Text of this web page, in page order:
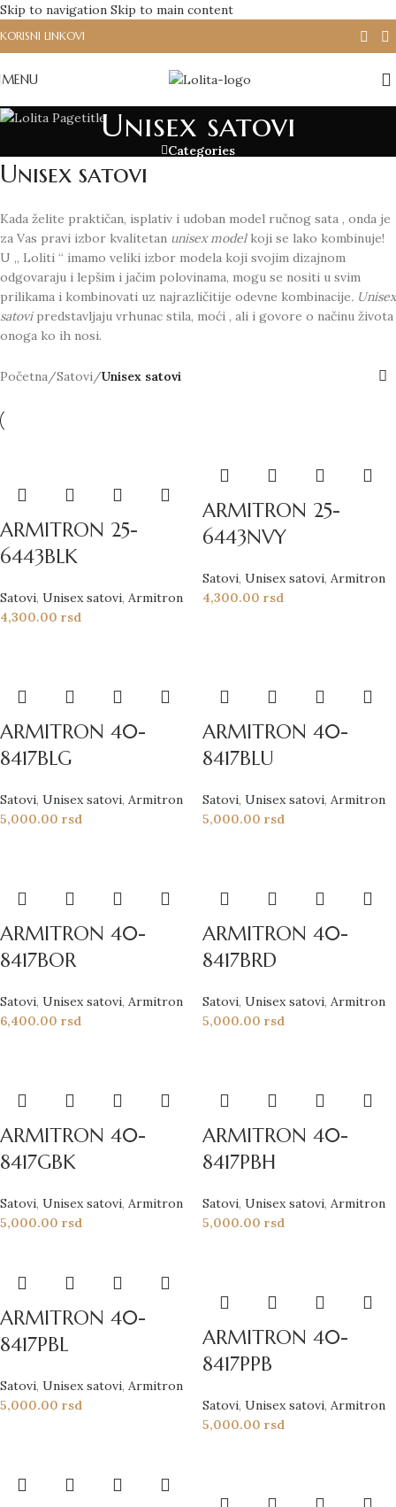
Skip to navigation Skip to main content
KORISNI LINKOVI
MENU
Unisex satovi
Categories
Unisex satovi
Kada želite praktičan, isplativ i udoban model ručnog sata , onda je
za Vas pravi izbor kvalitetan unisex model koji se lako kombinuje!
U „ Loliti “ imamo veliki izbor modela koji svojim dizajnom
odgovaraju i lepšim i jačim polovinama, mogu se nositi u svim
prilikama i kombinovati uz najrazličitije odevne kombinacije. Unisex
satovipredstavljaju vrhunac stila, moći , ali i govore o načinu života
onoga ko ih nosi.
Početna/Satovi/Unisex satovi
ARMITRON 25-
6443BLK
Satovi, Unisex satovi, Armitron
4,300.00 rsd
ARMITRON 25-
6443NVY
Satovi, Unisex satovi, Armitron
4,300.00 rsd
ARMITRON 40-
8417BLG
Satovi, Unisex satovi, Armitron
5,000.00 rsd
ARMITRON 40-
8417BLU
Satovi, Unisex satovi, Armitron
5,000.00 rsd
ARMITRON 40-
8417BOR
Satovi, Unisex satovi, Armitron
6,400.00 rsd
ARMITRON 40-
8417BRD
Satovi, Unisex satovi, Armitron
5,000.00 rsd
ARMITRON 40-
8417GBK
Satovi, Unisex satovi, Armitron
5,000.00 rsd
ARMITRON 40-
8417PBH
Satovi, Unisex satovi, Armitron
5,000.00 rsd
ARMITRON 40-
8417PBL
Satovi, Unisex satovi, Armitron
5,000.00 rsd
ARMITRON 40-
8417PPB
Satovi, Unisex satovi, Armitron
5,000.00 rsd